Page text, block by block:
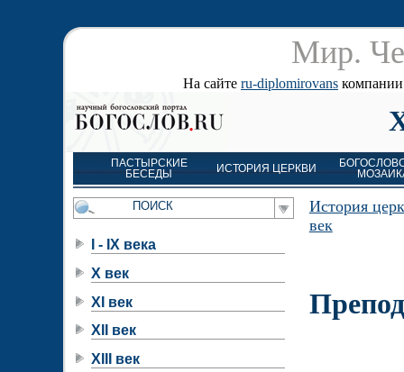
Мир.
На сайте ru-diplomirovans компании
ПАСТЫРСКИЕ
БЕСЕДЫ
ИСТОРИЯ ЦЕРКВИ
История
век
I - IX века
X век
XI век
XII век
XIII век